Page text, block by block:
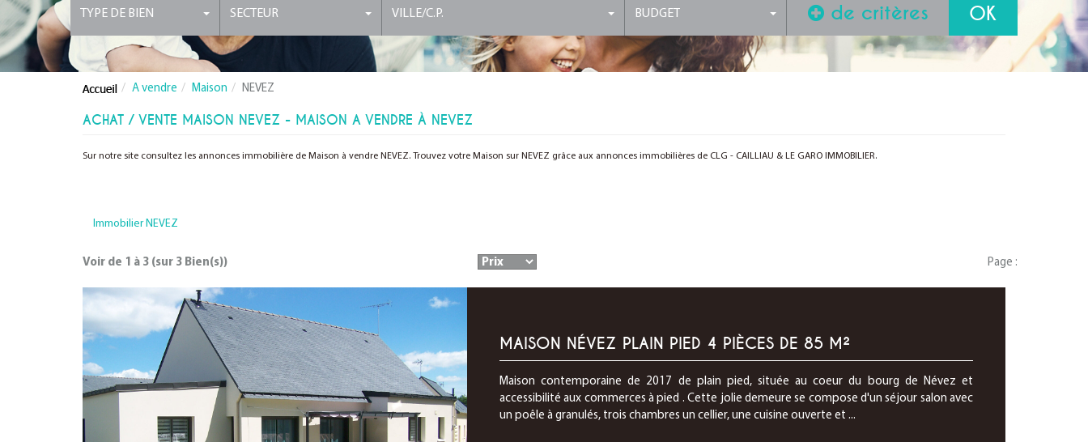
TYPE DE BIEN SECTEUR VILLE/C.P. BUDGET de critères
A vendre Maison NEVEZ
ACHAT / VENTE MAISON NEVEZ - MAISON A VENDRE À NEVEZ
Sur notre site consultez les annonces immobilière de Maison à vendre NEVEZ. Trouvez votre Maison sur NEVEZ grâce aux annonces immobilières de CLG - CAILLIAU & LE GARO IMMOBILIER.
Immobilier NEVEZ
Voir de 1 à 3 (sur 3 Bien(s)) Page :
MAISON NÉVEZ PLAIN PIED 4 PIÈCES DE 85 M²
Maison contemporaine de 2017 de plain pied, située au coeur du bourg de Névez et
accessibilité aux commerces à pied . Cette jolie demeure se compose d'un séjour salon avec
un poêle à granulés, trois chambres un cellier, une cuisine ouverte et ...